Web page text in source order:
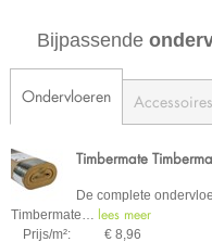
Bijpassende
Ondervloeren Accessoires
Timbermate
De complete
Timbermate… lees meer
Prijs/m²:
€ 8,96